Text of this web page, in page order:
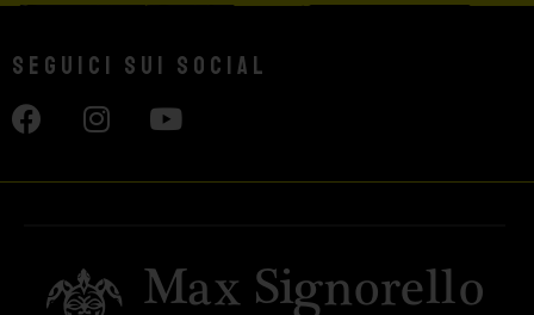
Seguici sui social